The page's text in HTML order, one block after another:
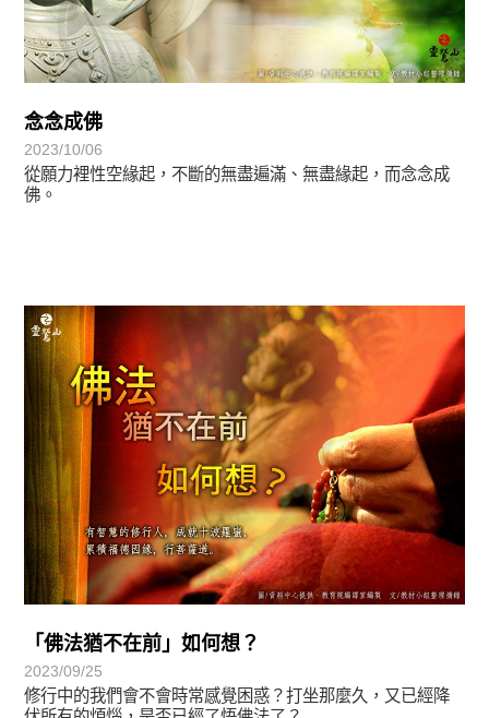
念念成佛
2023/10/06
從願力裡性空緣起，不斷的無盡遍滿、無盡緣起，而念念成
佛。
「佛法猶不在前」如何想？
2023/09/25
修行中的我們會不會時常感覺困惑？打坐那麼久，又已經降
覺有情-法華期